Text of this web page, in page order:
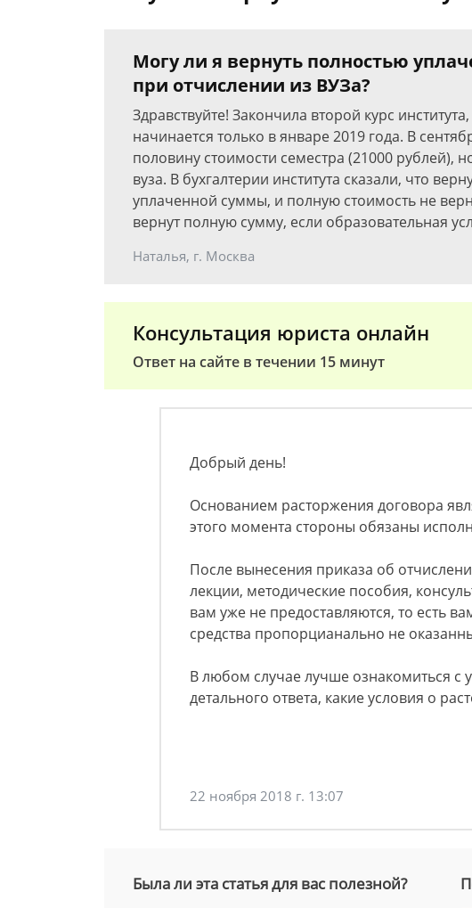
Могу ли я вернуть полностью
при отчислении из ВУЗа?
Здравствуйте! Закончила второй курс
начинается только в январе 2019 года. В
половину стоимости семестра (21000 рублей),
вуза. В бухгалтерии института сказали, что
уплаченной суммы, и полную стоимость не
вернут полную сумму, если образовательная
Наталья, г. Москва
Консультация юриста онлайн
Ответ на сайте в течении 15 минут
Добрый день!
Основанием расторжения договора
этого момента стороны обязаны
После вынесения приказа об
лекции, методические пособия,
вам уже не предоставляются, то есть
средства пропорцианально не
В любом случае лучше ознакомиться с
детального ответа, какие условия о
22 ноября 2018 г. 13:07
Была ли эта статья для вас полезной?